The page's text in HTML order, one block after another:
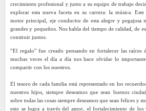
crecimiento profesional y junto a su equipo de trabajo
explorar esta nueva faceta en su carrera: la música.
motor principal, eje conductor de esta alegre y pegajosa
grandes y pequeños. Nos habla del tiempo de calidad, de
construir juntos.
“El regalo” fue creado pensando en fortalecer las raíces
muchas veces el día a día nos hace olvidar lo
compartir con los nuestros.
El tesoro de cada familia está representado en los
nuestros hijos, siempre deseamos que sean buenos
sobre todas las cosas siempre deseamos que sean felices y
esto se logra a través del amor, el fortalecimiento de